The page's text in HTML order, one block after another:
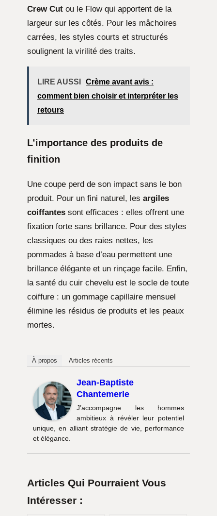
Crew Cut ou le Flow qui apportent de la
largeur sur les côtés. Pour les mâchoires
carrées, les styles courts et structurés
soulignent la virilité des traits.
LIRE AUSSI
Crème avant avis :
comment bien choisir et interpréter les
retours
L’importance des produits de
finition
Une coupe perd de son impact sans le bon
produit. Pour un fini naturel, les argiles
coiffantes sont efficaces : elles offrent une
fixation forte sans brillance. Pour des styles
classiques ou des raies nettes, les
pommades à base d’eau permettent une
brillance élégante et un rinçage facile. Enfin,
la santé du cuir chevelu est le socle de toute
coiffure : un gommage capillaire mensuel
élimine les résidus de produits et les peaux
mortes.
À propos Articles récents
Jean-Baptiste
Chantemerle
J’accompagne les hommes
ambitieux à révéler leur potentiel
unique, en alliant stratégie de vie, performance
et élégance.
Articles Qui Pourraient Vous
Intéresser :